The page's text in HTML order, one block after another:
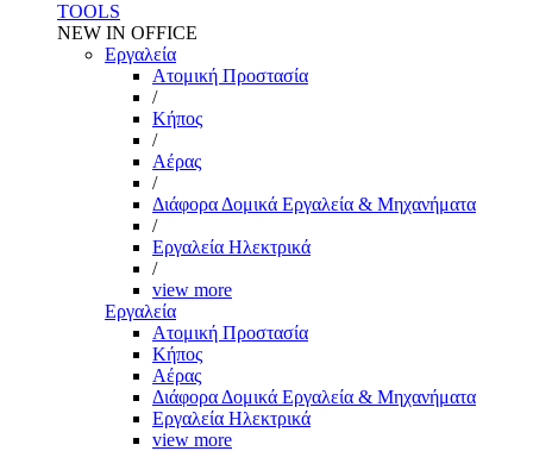
TOOLS
NEW IN OFFICE
Εργαλεία
Aτομική Προστασία
/
Kήπος
/
Αέρας
/
Διάφορα Δομικά Εργαλεία & Μηχανήματα
/
Εργαλεία Ηλεκτρικά
/
view more
Εργαλεία
Aτομική Προστασία
Kήπος
Αέρας
Διάφορα Δομικά Εργαλεία & Μηχανήματα
Εργαλεία Ηλεκτρικά
view more